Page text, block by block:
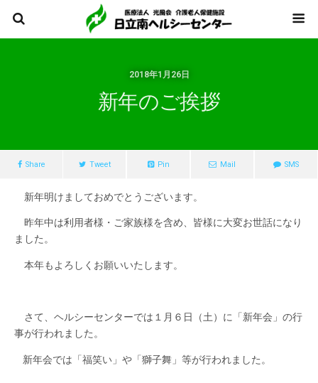
2018年1月26日
新年のご挨拶
Share Tweet Pin Mail SMS
新年明けましておめでとうございます。
昨年中は利用者様・ご家族様を含め、皆様に大変お世話になり
ました。
本年もよろしくお願いいたします。
さて、ヘルシーセンターでは１月６日（土）に「新年会」の行
事が行われました。
新年会では「福笑い」や「獅子舞」等が行われました。